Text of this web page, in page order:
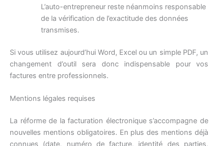
L’auto-entrepreneur reste néanmoins responsable
de la vérification de l’exactitude des données
transmises.
Si vous utilisez aujourd’hui Word, Excel ou un simple PDF, un
changement d’outil sera donc indispensable pour vos
factures entre professionnels.
Mentions légales requises
La réforme de la facturation électronique s’accompagne de
nouvelles mentions obligatoires. En plus des mentions déjà
connues (date, numéro de facture, identité des parties,